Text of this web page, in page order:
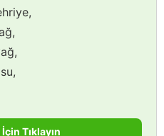
İçin Tıklayın